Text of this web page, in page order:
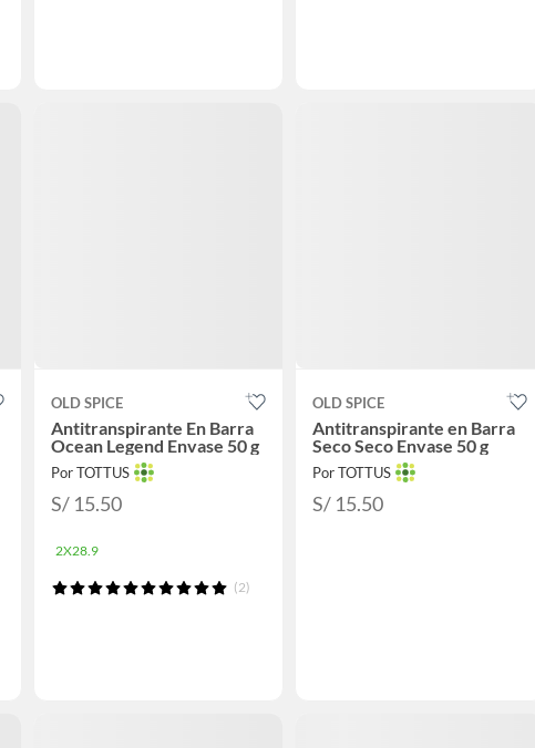
OLD SPICE
Antitranspirante En Barra
Ocean Legend Envase 50 g
Por TOTTUS
S/ 15.50
2X28.9
(2)
OLD SPICE
Antitranspirante en Barra
Seco Seco Envase 50 g
Por TOTTUS
S/ 15.50